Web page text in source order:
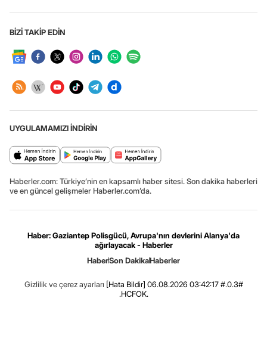
BİZİ TAKİP EDİN
UYGULAMAMIZI İNDİRİN
Haberler.com: Türkiye’nin en kapsamlı haber sitesi. Son dakika haberleri
ve en güncel gelişmeler Haberler.com’da.
Haber: Gaziantep Polisgücü, Avrupa'nın devlerini Alanya'da
ağırlayacak - Haberler
HaberSon DakikaHaberler
Gizlilik ve çerez ayarları [Hata Bildir] 06.08.2026 03:42:17 #.0.3#
.HCFOK.